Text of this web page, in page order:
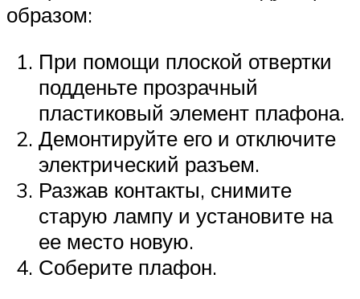
образом:
При помощи плоской отвертки
подденьте прозрачный
пластиковый элемент плафона.
Демонтируйте его и отключите
электрический разъем.
Разжав контакты, снимите
старую лампу и установите на
ее место новую.
Соберите плафон.